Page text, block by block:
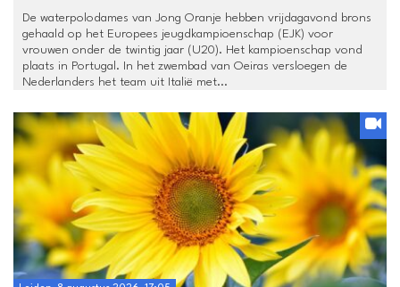
De waterpolodames van Jong Oranje hebben vrijdagavond brons
gehaald op het Europees jeugdkampioenschap (EJK) voor
vrouwen onder de twintig jaar (U20). Het kampioenschap vond
plaats in Portugal. In het zwembad van Oeiras versloegen de
Nederlanders het team uit Italië met...